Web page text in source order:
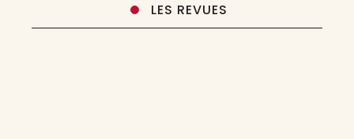
LES REVUES